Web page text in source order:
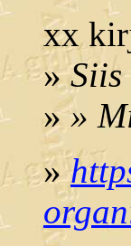
xx
»
»»
»